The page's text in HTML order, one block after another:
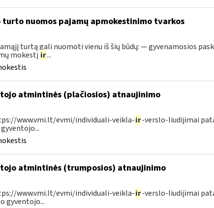
nuomos pajamų apmokestinimo tvarkos
turtą gali nuomoti vienu iš šių būdų: — gyvenamosios
mokestį ir...
atmintinės (plačiosios) atnaujinimo
www.vmi.lt/evmi/individuali-veikla-ir-verslo-liudijimai
atmintinės (trumposios) atnaujinimo
www.vmi.lt/evmi/individuali-veikla-ir-verslo-liudijimai
gyventojo...